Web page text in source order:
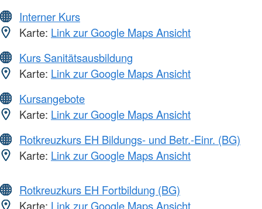
Interner Kurs
Karte: Link zur Google Maps Ansicht
Kurs Sanitätsausbildung
Karte: Link zur Google Maps Ansicht
Kursangebote
Karte: Link zur Google Maps Ansicht
Rotkreuzkurs EH Bildungs- und Betr.-Einr. (BG)
Karte: Link zur Google Maps Ansicht
Rotkreuzkurs EH Fortbildung (BG)
Karte: Link zur Google Maps Ansicht